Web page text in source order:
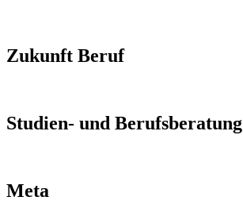
Zukunft Beruf
Studien- und Berufsberatung
Meta